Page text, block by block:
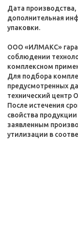
Дата производства,
дополнительная
упаковки.
ООО «ИЛМАКС»
соблюдении
комплексном
Для подбора
предусмотренных
технический
После истечения
свойства
заявленным
утилизации в